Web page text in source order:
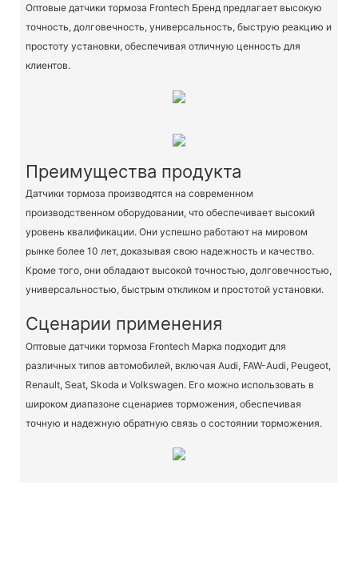
Оптовые датчики тормоза Frontech Бренд предлагает высокую
точность, долговечность, универсальность, быструю реакцию и
простоту установки, обеспечивая отличную ценность для
клиентов.
Преимущества продукта
Датчики тормоза производятся на современном
производственном оборудовании, что обеспечивает высокий
уровень квалификации. Они успешно работают на мировом
рынке более 10 лет, доказывая свою надежность и качество.
Кроме того, они обладают высокой точностью, долговечностью,
универсальностью, быстрым откликом и простотой установки.
Сценарии применения
Оптовые датчики тормоза Frontech Марка подходит для
различных типов автомобилей, включая Audi, FAW-Audi, Peugeot,
Renault, Seat, Skoda и Volkswagen. Его можно использовать в
широком диапазоне сценариев торможения, обеспечивая
точную и надежную обратную связь о состоянии торможения.